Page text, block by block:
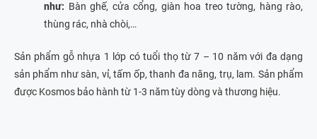
như: Bàn ghế, cửa cổng, giàn hoa treo tường, hàng rào,
thùng rác, nhà chòi,…
Sản phẩm gỗ nhựa 1 lớp có tuổi thọ từ 7 – 10 năm với đa dạng
sản phẩm như sàn, vỉ, tấm ốp, thanh đa năng, trụ, lam. Sản phẩm
được Kosmos bảo hành từ 1-3 năm tùy dòng và thương hiệu.